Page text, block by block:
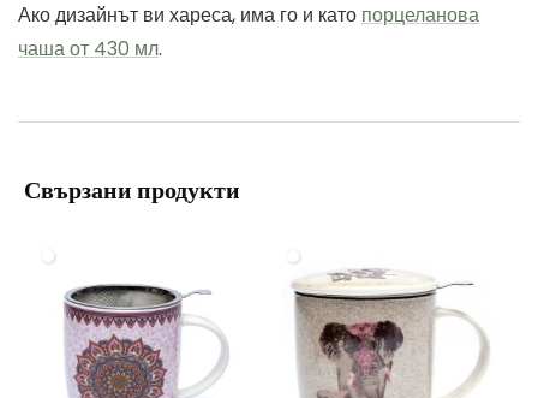
Ако дизайнът ви хареса, има го и като порцеланова
чаша от 430 мл.
Свързани продукти